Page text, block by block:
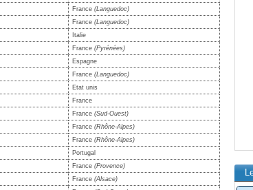
France (Languedoc)
France (Languedoc)
Italie
France (Pyrénées)
Espagne
France (Languedoc)
Etat unis
France
France (Sud-Ouest)
France (Rhône-Alpes)
France (Rhône-Alpes)
Portugal
France (Provence)
France (Alsace)